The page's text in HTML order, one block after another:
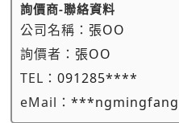
詢價商-聯絡資料
公司名稱： 張OO
詢價者： 張OO
TEL： 091285****
eMail：